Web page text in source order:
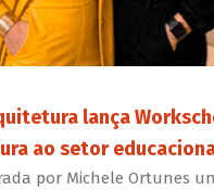
lança
ao setor
por Michele Ortunes